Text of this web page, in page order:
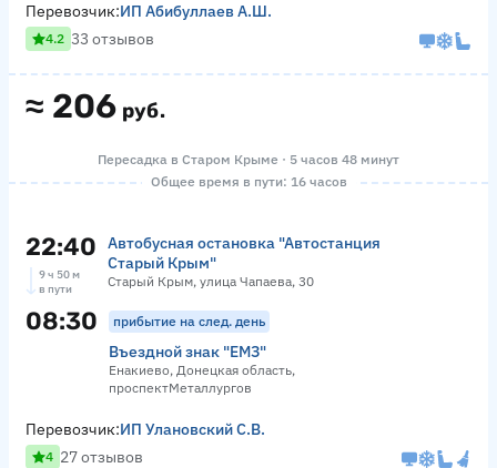
≈ 206 руб.
Перевозчик:ИП Абибуллаев А.Ш.
4.2 33 отзывов
Пересадка в Старом Крыме · 5 часов 48 минут
Общее время в пути: 16 часов
22:40
Автобусная остановка "Автостанция
Старый Крым"
Старый Крым, улица Чапаева, 30
9 ч 50 м
в пути
08:30 прибытие на след. день
Въездной знак "ЕМЗ"
Енакиево, Донецкая область,
проспектМеталлургов
Перевозчик:ИП Улановский С.В.
4 27 отзывов